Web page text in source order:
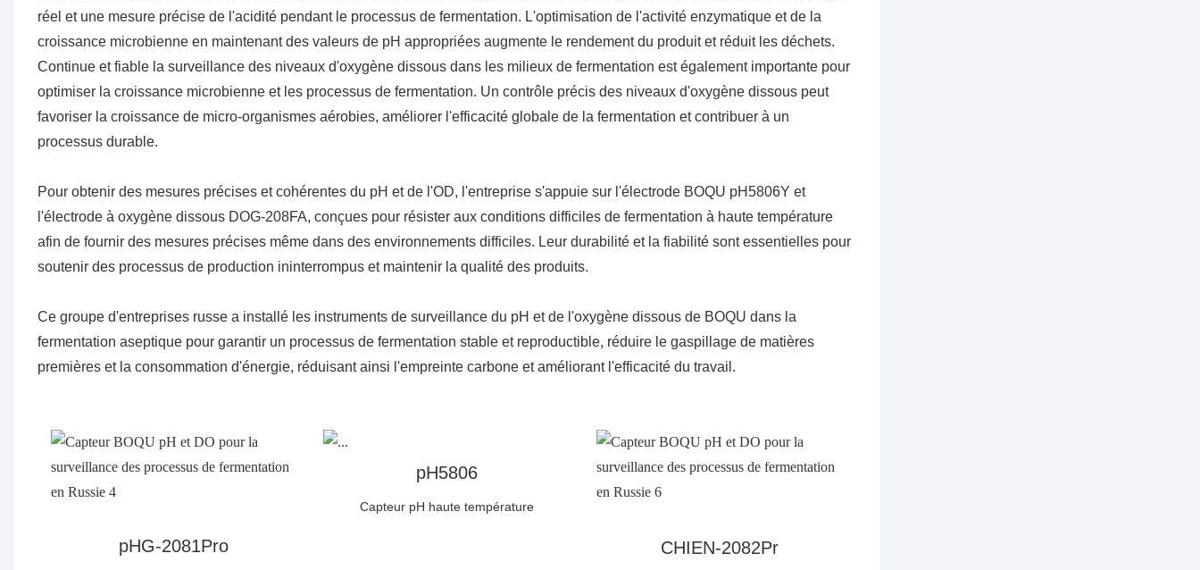
réel et une mesure précise de l'acidité pendant le processus de fermentation. L'optimisation de l'activité enzymatique et de la
croissance microbienne en maintenant des valeurs de pH appropriées augmente le rendement du produit et réduit les déchets.
Continue et fiable la surveillance des niveaux d'oxygène dissous dans les milieux de fermentation est également importante pour
optimiser la croissance microbienne et les processus de fermentation. Un contrôle précis des niveaux d'oxygène dissous peut
favoriser la croissance de micro-organismes aérobies, améliorer l'efficacité globale de la fermentation et contribuer à un
processus durable.
Pour obtenir des mesures précises et cohérentes du pH et de l'OD, l'entreprise s'appuie sur l'électrode BOQU pH5806Y et
l'électrode à oxygène dissous DOG-208FA, conçues pour résister aux conditions difficiles de fermentation à haute température
afin de fournir des mesures précises même dans des environnements difficiles. Leur durabilité et la fiabilité sont essentielles pour
soutenir des processus de production ininterrompus et maintenir la qualité des produits.
Ce groupe d'entreprises russe a installé les instruments de surveillance du pH et de l'oxygène dissous de BOQU dans la
fermentation aseptique pour garantir un processus de fermentation stable et reproductible, réduire le gaspillage de matières
premières et la consommation d'énergie, réduisant ainsi l'empreinte carbone et améliorant l'efficacité du travail.
pHG-2081Pro
pH5806
Capteur pH haute température
CHIEN-2082Pr